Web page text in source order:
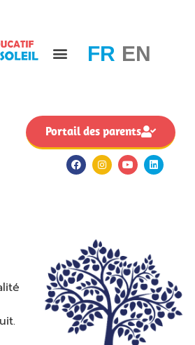
FR EN
Portail des parents
et